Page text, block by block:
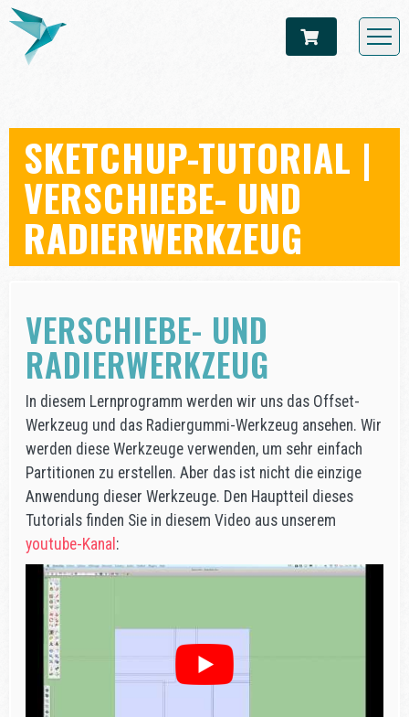
SKETCHUP-TUTORIAL |
VERSCHIEBE- UND
RADIERWERKZEUG
VERSCHIEBE- UND
RADIERWERKZEUG
In diesem Lernprogramm werden wir uns das Offset-
Werkzeug und das Radiergummi-Werkzeug ansehen. Wir
werden diese Werkzeuge verwenden, um sehr einfach
Partitionen zu erstellen. Aber das ist nicht die einzige
Anwendung dieser Werkzeuge. Den Hauptteil dieses
Tutorials finden Sie in diesem Video aus unserem
youtube-Kanal :